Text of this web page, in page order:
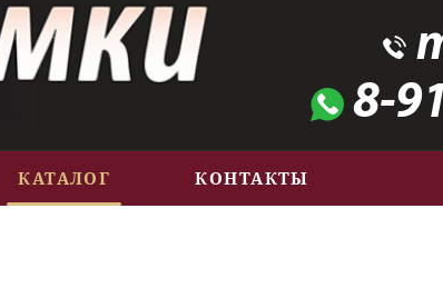
8-
КАТАЛОГ КОНТАКТЫ